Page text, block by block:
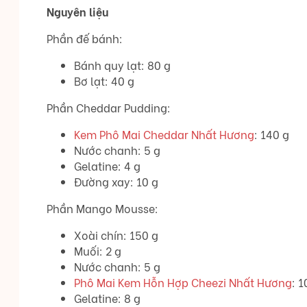
Nguyên liệu
Phần đế bánh:
Bánh quy lạt: 80 g
Bơ lạt: 40 g
Phần Cheddar Pudding:
Kem Phô Mai Cheddar Nhất Hương: 140 g
Nước chanh: 5 g
Gelatine: 4 g
Đường xay: 10 g
Phần Mango Mousse:
Xoài chín: 150 g
Muối: 2 g
Nước chanh: 5 g
Phô Mai Kem Hỗn Hợp Cheezi Nhất Hương:
Gelatine: 8 g